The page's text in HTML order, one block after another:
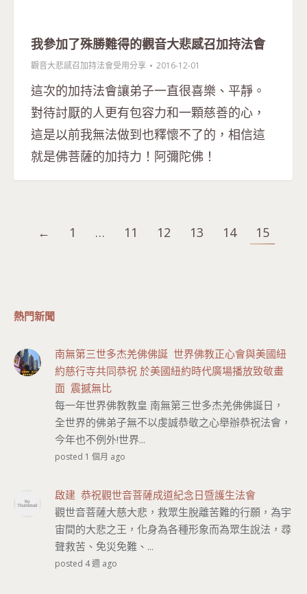
我參加了殊勝難得的觀音大悲感召加持法會
觀音大悲感召加持法會受用分享 2016-12-01
這次的加持法會讓弟子一直很喜樂、平靜。
對待討厭的人更有包容力和一顆慈善的心，
這是以前我無法做到也釋懷不了的，相信這
就是佛菩薩的加持力！阿彌陀佛！
← 1 … 11 12 13 14 15
熱門新聞
南無第三世多杰羌佛佛誕 世界佛教正心會與美國紐
約慈行寺共同恭祝 於美國紐約時代廣場播放致敬畫
面 震撼無比
每一年世界佛教教皇 南無第三世多杰羌佛佛誕日，
全世界的佛弟子無不以虔誠恭敬之心舉辦恭祝法會，
今年也不例外!世界...
posted 1 個月 ago
啟建 恭祝觀世音菩薩成道紀念日暨護生法會
觀世音菩薩大慈大悲，救眾生脫離苦難的行願，為宇
宙間的大悲之王，化身為各種形象而為眾生說法，尋
聲救苦、免災免難、...
posted 4 週 ago